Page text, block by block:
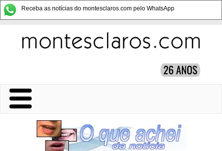
Receba as notícias do montesclaros.com pelo WhatsApp